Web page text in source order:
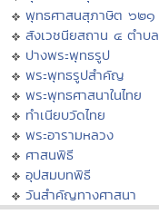
พุทธศาสนสุภาษิต ๖๒๑
สังเวชนียสถาน ๔ ตำบล
ปางพระพุทธรูป
พระพุทธรูปสำคัญ
พระพุทธศาสนาในไทย
ทำเนียบวัดไทย
พระอารามหลวง
ศาสนพิธี
อุปสมบทพิธี
วันสำคัญทางศาสนา